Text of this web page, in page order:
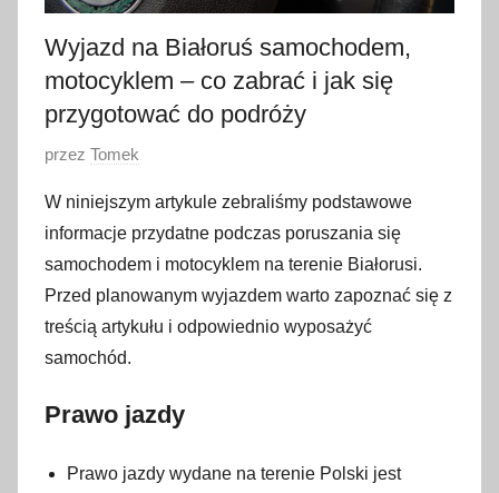
Wyjazd na Białoruś samochodem,
motocyklem – co zabrać i jak się
przygotować do podróży
O
u
b
l
i
k
o
a
o
przez Tomek
W niniejszym artykule zebraliśmy podstawowe
informacje przydatne podczas poruszania się
samochodem i motocyklem na terenie Białorusi.
Przed planowanym wyjazdem warto zapoznać się z
treścią artykułu i odpowiednio wyposażyć
samochód.
Prawo jazdy
Prawo jazdy wydane na terenie Polski jest